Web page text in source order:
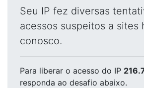
Seu IP fez diversas
acessos suspeitos a sites
conosco.
Para liberar o acesso do IP
responda ao desafio abaixo.